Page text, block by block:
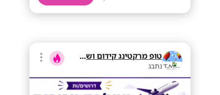
טופ מרקטינג קידום ושיווק בע"מ
נתבג